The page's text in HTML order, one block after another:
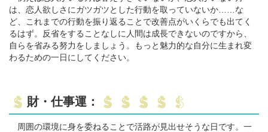
は、恋人欲しさにガツガツとした行動を取っていないか……な
ど、これまでの行動を振り返ることで改善点がいくらでも出てく
るはず。反省をすることなしに人間は成長できないのですから、
自らを省みる努力をしましょう。もっと魅力的な自分に生まれ変
わるための一日にしてください。
財・仕事運：
周囲の環境に身を委ねることで活路が見出せそうな日です。一